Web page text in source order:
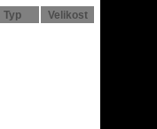
Typ Velikost